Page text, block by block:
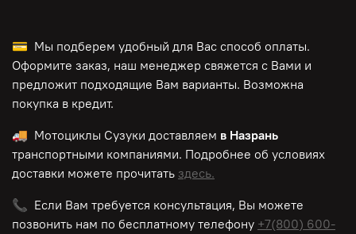
💳 Мы подберем удобный для Вас способ оплаты.
Оформите заказ, наш менеджер свяжется с Вами и
предложит подходящие Вам варианты. Возможна
покупка в кредит.
🚚 Мотоциклы Сузуки доставляем в Назрань
транспортными компаниями. Подробнее об условиях
доставки можете прочитать здесь.
📞 Если Вам требуется консультация, Вы можете
позвонить нам по бесплатному телефону +7(800) 600-